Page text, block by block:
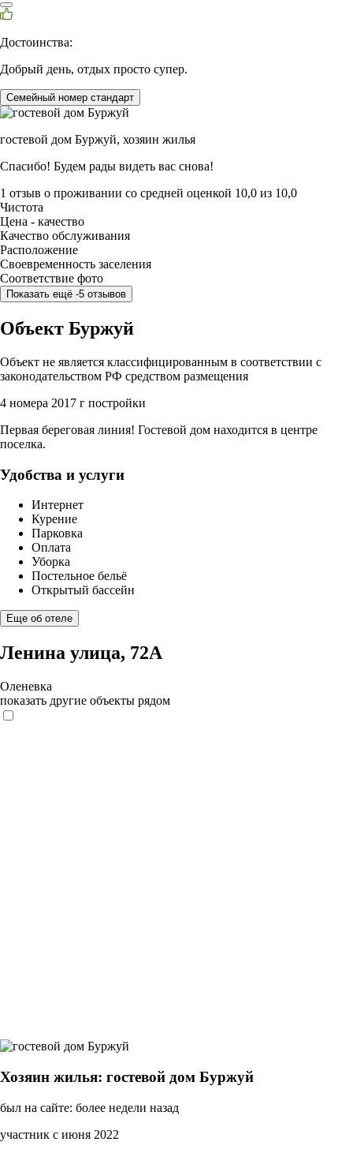
Достоинства:
Добрый день, отдых просто супер.
Семейный номер стандарт
гостевой дом Буржуй, хозяин жилья
Спасибо! Будем рады видеть вас снова!
1 отзыв о проживании со средней оценкой 10,0 из 10,0
Чистота
Цена - качество
Качество обслуживания
Расположение
Своевременность заселения
Соответствие фото
Показать ещё -5 отзывов
Объект Буржуй
Объект не является классифицированным в соответствии с
законодательством РФ средством размещения
4 номера 2017 г постройки
Первая береговая линия! Гостевой дом находится в центре
поселка.
Удобства и услуги
Интернет
Курение
Парковка
Оплата
Уборка
Постельное бельё
Открытый бассейн
Еще об отеле
Ленина улица, 72А
Оленевка
показать другие объекты рядом
Хозяин жилья: гостевой дом Буржуй
был на сайте: более недели назад
участник с июня 2022